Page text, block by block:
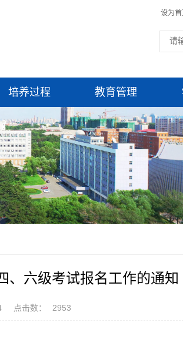
设为首
培养过程 教育管理
、六级考试报名工作的通知
点击数： 2953